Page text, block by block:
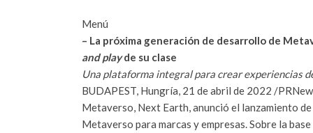
Menú
– La próxima generación de desarrollo de
and playde su clase
Una plataforma integral para crear experiencias
BUDAPEST, Hungría, 21 de abril de 2022 /
Metaverso, Next Earth, anunció el lanzamiento
Metaverso para marcas y empresas. Sobre la